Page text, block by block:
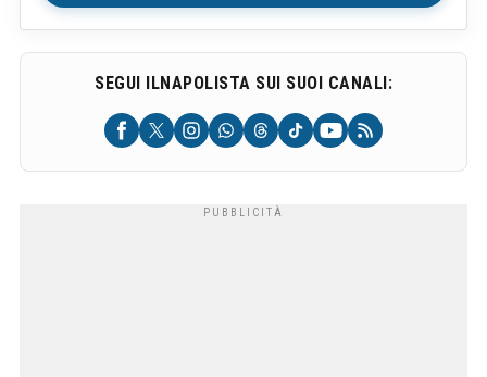
SEGUI ILNAPOLISTA SUI SUOI CANALI: